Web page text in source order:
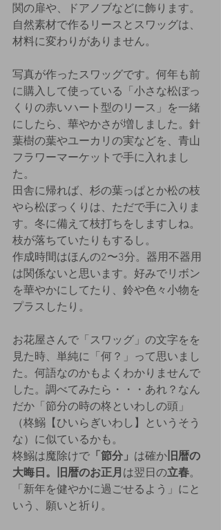
関の扉や、ドアノブなどに飾ります。
自然素材で作るリースとスワッグは、
材料に変わりがありません。
写真が作ったスワッグです。何年も前
に購入して使っている「小さな松ぼっ
くりの赤いハート型のリース」を一緒
にしたら、華やかさが増しました。針
葉樹の葉やユーカリの実などを、青山
フラワーマーケットで手に入れまし
た。
田舎に帰れば、杉の葉っぱとか松の枝
やら松ぼっくりは、ただで手に入りま
す。冬に備えて枝打ちをしますしね。
枝が落ちていたりもするし。
作成時間はほんの2〜3分。器用不器用
は関係ないと思います。好みでリボン
を華やかにしてたり、鈴や色々小物を
プラスしたり。
お花屋さんで「スワッグ」の文字をを
見た時、単純に「何？」って思いまし
た。何語なのかもよくわかりませんで
した。調べてみたら・・・あれ？なん
だか「節分の時の柊といわしの頭」
（柊鰯【ひいらぎいわし】というそう
な）に似ているかも。
柊鰯は魔除けで 「節分」 は確か 旧暦の
大晦日。旧暦のお正月 は翌日の立春。
「新年を健やかに過ごせるよう」にと
いう、願いと祈り。